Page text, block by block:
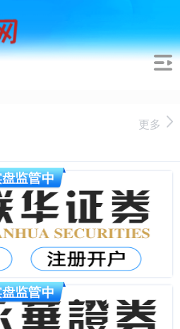
更多